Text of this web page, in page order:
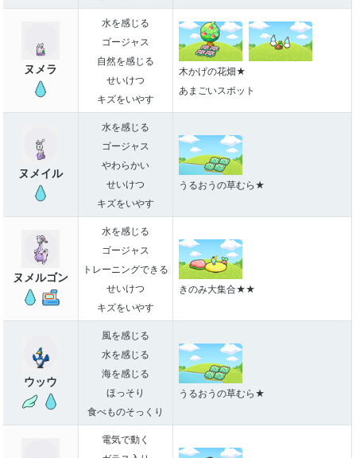
ヌメラ
水を感じる
ゴージャス
自然を感じる
せいけつ
キズをいやす
木かげの花畑★
あまごいスポット
ヌメイル
水を感じる
ゴージャス
やわらかい
せいけつ
キズをいやす
うるおうの草むら★
ヌメルゴン
水を感じる
ゴージャス
トレーニングできる
せいけつ
キズをいやす
きのみ大集合★★
ウッウ
風を感じる
水を感じる
海を感じる
ほっそり
食べものそっくり
うるおうの草むら★
電気で動く